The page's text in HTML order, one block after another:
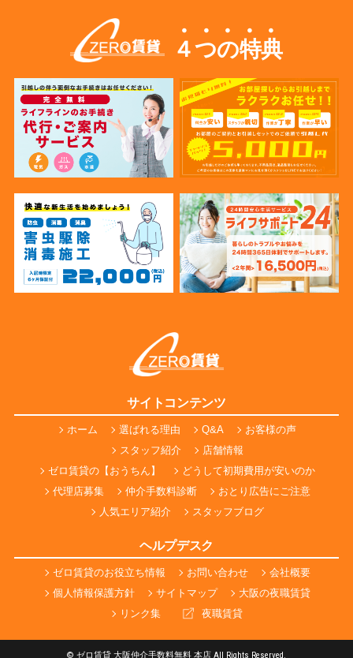
４つの特典
サイトコンテンツ
ホーム 選ばれる理由 Q&A
お客様の声
スタッフ紹介
店舗情報
ゼロ賃貸の【おうちん】
どうして初期費用が安いのか
代理店募集
仲介手数料診断
おとり広告にご注意
人気エリア紹介
スタッフブログ
ヘルプデスク
ゼロ賃貸のお役立ち情報 お問い合わせ
会社概要
個人情報保護方針
サイトマップ
大阪の夜職賃貸
リンク集
夜職賃貸
© ゼロ賃貸 大阪仲介手数料無料 本店 All Rights Reserved.